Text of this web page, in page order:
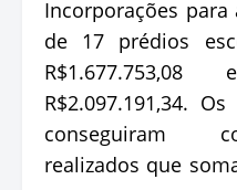
Incorporações
de 17 prédios
R$2.097.191,34.
conseguiram
realizados que